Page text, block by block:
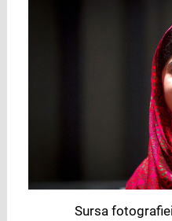
Sursa